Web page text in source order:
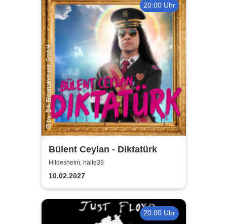
20:00 Uhr
Bülent Ceylan - Diktatürk
Hildesheim, halle39
10.02.2027
20:00 Uhr